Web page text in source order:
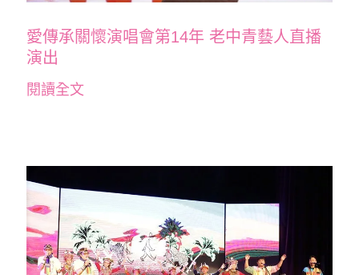
愛傳承關懷演唱會第14年 老中青藝人直播
演出
閱讀全文